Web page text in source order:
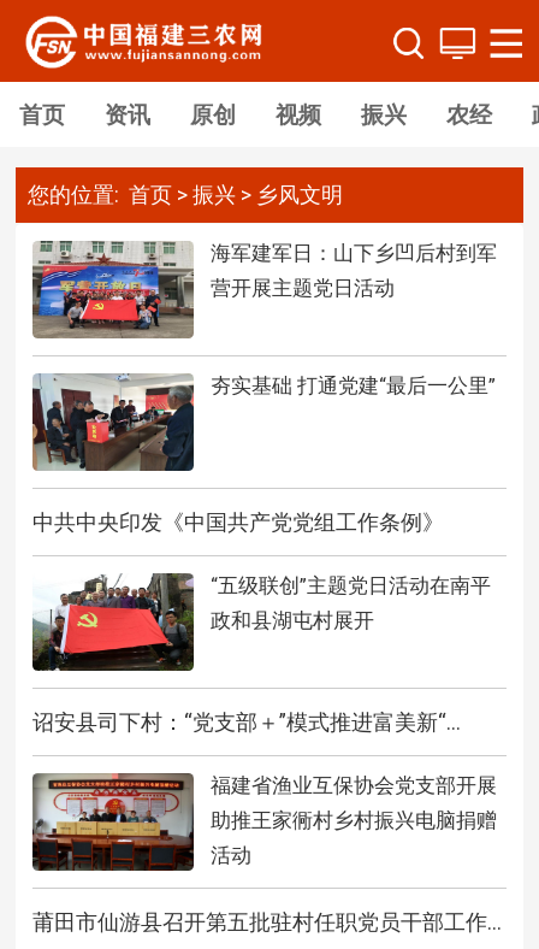
首页 资讯 原创 视频 振兴 农经
您的位置:首页 >振兴 > 乡风文明
海军建军日：山下乡凹后村到军
营开展主题党日活动
夯实基础 打通党建“最后一公里”
中共中央印发《中国共产党党组工作条例》
“五级联创”主题党日活动在南平
政和县湖屯村展开
诏安县司下村：“党支部＋”模式推进富美新“...
福建省渔业互保协会党支部开展
助推王家衕村乡村振兴电脑捐赠
活动
莆田市仙游县召开第五批驻村任职党员干部工作...